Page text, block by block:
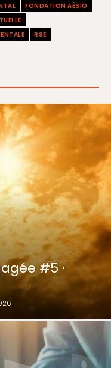
FONDATION AÉSIO
RSE
#5 ·